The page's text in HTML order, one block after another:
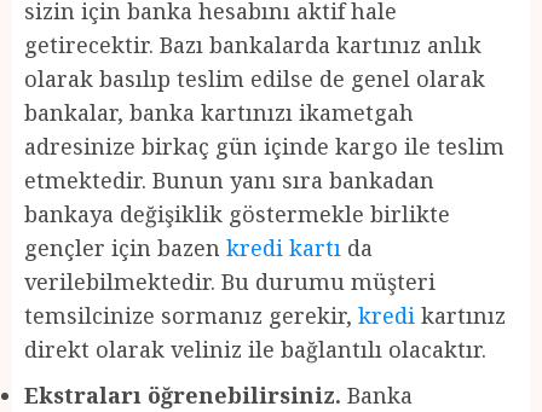
sizin için banka hesabını aktif hale
getirecektir. Bazı bankalarda kartınız anlık
olarak basılıp teslim edilse de genel olarak
bankalar, banka kartınızı ikametgah
adresinize birkaç gün içinde kargo ile teslim
etmektedir. Bunun yanı sıra bankadan
bankaya değişiklik göstermekle birlikte
gençler için bazen kredi kartı da
verilebilmektedir. Bu durumu müşteri
temsilcinize sormanız gerekir, kredi kartınız
direkt olarak veliniz ile bağlantılı olacaktır.
Ekstraları öğrenebilirsiniz. Banka